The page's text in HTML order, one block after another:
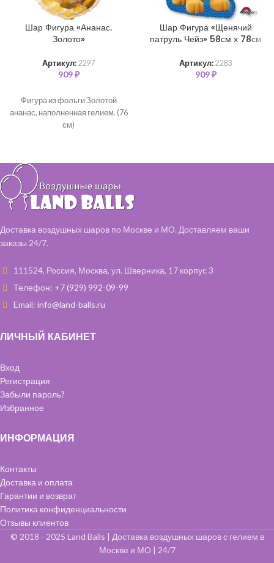
Шар Фигура «Ананас.
Золото»
Артикул: 2297
909₽
Фигура из фольги Золотой
ананас, наполненная гелием. (76
см)
Шар Фигура «Щенячий
патруль Чейз» 58см х 78см
Артикул: 2283
909₽
Доставка воздушных шаров по Москве и МО. Доставляем ваши
заказы 24/7.
111524, Россия, Москва, ул. Шверника, 17 корпус 3
Телефон: +7 (929) 992-09-99
Email: info@land-balls.ru
ЛИЧНЫЙ КАБИНЕТ
Вход
Регистрация
Забыли пароль?
Избранное
ИНФОРМАЦИЯ
Контакты
Доставка и оплата
Гарантии и возврат
Политика конфиденциальности
Отзывы клиентов
© 2018 - 2025 Land Balls | Доставка воздушных шаров с гелием в
Москве и МО | 24/7